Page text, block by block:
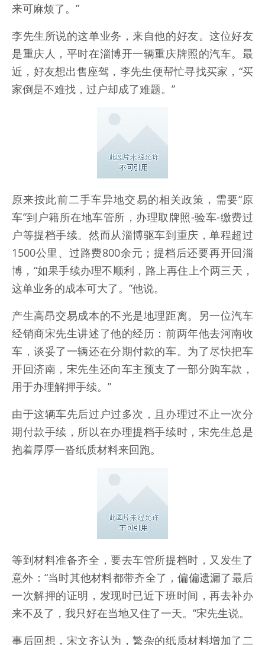
来可麻烦了。”
李先生所说的这单业务，来自他的好友。这位好友
是重庆人，平时在淄博开一辆重庆牌照的汽车。最
近，好友想出售座驾，李先生便帮忙寻找买家，“买
家倒是不难找，过户却成了难题。”
原来按此前二手车异地交易的相关政策，需要“原
车”到户籍所在地车管所，办理取牌照-验车-缴费过
户等提档手续。然而从淄博驱车到重庆，单程超过
1500公里、过路费800余元；提档后还要再开回淄
博，“如果手续办理不顺利，路上再住上个两三天，
这单业务的成本可大了。”他说。
产生高昂交易成本的不光是地理距离。另一位汽车
经销商宋先生讲述了他的经历：前两年他去河南收
车，谈妥了一辆还在分期付款的车。为了尽快把车
开回济南，宋先生还向车主预支了一部分购车款，
用于办理解押手续。”
由于这辆车先后过户过多次，且办理过不止一次分
期付款手续，所以在办理提档手续时，宋先生总是
抱着厚厚一沓纸质材料来回跑。
等到材料准备齐全，要去车管所提档时，又发生了
意外：“当时其他材料都带齐全了，偏偏遗漏了最后
一次解押的证明，发现时已近下班时间，再去补办
来不及了，我只好在当地又住了一天。”宋先生说。
事后回想，宋文齐认为，繁杂的纸质材料增加了二